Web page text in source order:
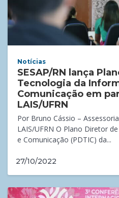
Notícias
SESAP/RN lança
Tecnologia da
Comunicação em
LAIS/UFRN
Por Bruno Cássio –
LAIS/UFRN O Plano Diretor
e Comunicação (PDTIC) da...
27/10/2022